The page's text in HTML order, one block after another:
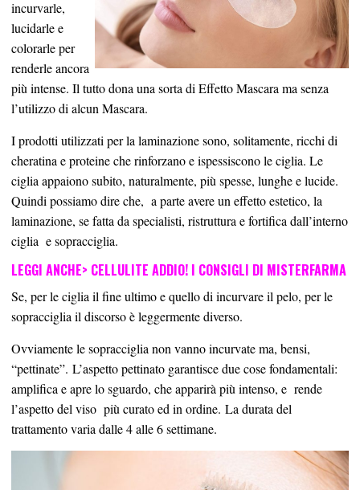
incurvarle,
lucidarle e
colorarle per
renderle ancora
più intense. Il tutto dona una sorta di Effetto Mascara ma senza
l’utilizzo di alcun Mascara.
I prodotti utilizzati per la laminazione sono, solitamente, ricchi di
cheratina e proteine che rinforzano e ispessiscono le ciglia. Le
ciglia appaiono subito, naturalmente, più spesse, lunghe e lucide.
Quindi possiamo dire che, a parte avere un effetto estetico, la
laminazione, se fatta da specialisti, ristruttura e fortifica dall’interno
ciglia e sopracciglia.
LEGGI ANCHE> CELLULITE ADDIO! I CONSIGLI DI MISTERFARMA
Se, per le ciglia il fine ultimo e quello di incurvare il pelo, per le
sopracciglia il discorso è leggermente diverso.
Ovviamente le sopracciglia non vanno incurvate ma, bensi,
“pettinate”. L’aspetto pettinato garantisce due cose fondamentali:
amplifica e apre lo sguardo, che apparirà più intenso, e rende
l’aspetto del viso più curato ed in ordine. La durata del
trattamento varia dalle 4 alle 6 settimane.